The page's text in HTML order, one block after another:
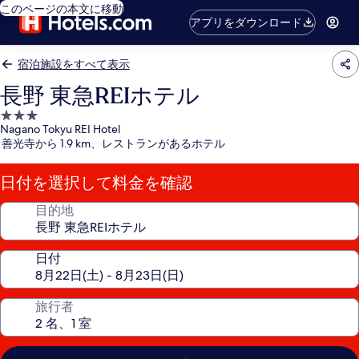
このページの本文に移動
アプリをダウンロード
宿泊施設をすべて表示
長野 東急REIホテル
3.0
つ
星
宿
泊
施
Nagano Tokyu REI Hotel
善光寺から 1.9 km、レストランがあるホテル
日付を選択して料金を確認
目的地
日付
旅行者